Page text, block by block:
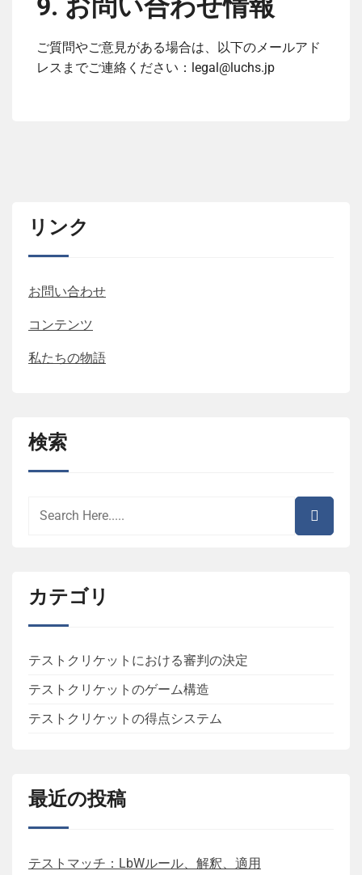
9. お問い合わせ情報
ご質問やご意見がある場合は、以下のメールアド
レスまでご連絡ください： legal@luchs.jp
リンク
お問い合わせ
コンテンツ
私たちの物語
検索
カテゴリ
テストクリケットにおける審判の決定
テストクリケットのゲーム構造
テストクリケットの得点システム
最近の投稿
テストマッチ：LbWルール、解釈、適用